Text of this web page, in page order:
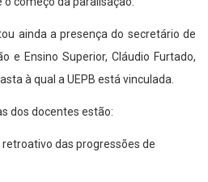
ainda a presença do secretário de
e Ensino Superior, Cláudio Furtado,
à qual a UEPB está vinculada.
dos docentes estão:
das progressões de